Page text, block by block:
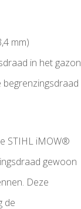
mm)
in het gazon
STIHL iMOW®
gewoon
Deze
de